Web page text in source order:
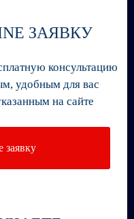
ЗАЯВКУ
консультацию
удобным для вас
на сайте
заявку